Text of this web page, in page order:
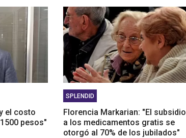
el costo
pesos"
SPLENDID
Florencia Markarian: "El subsidio
a los medicamentos gratis se
otorgó al 70% de los jubilados"